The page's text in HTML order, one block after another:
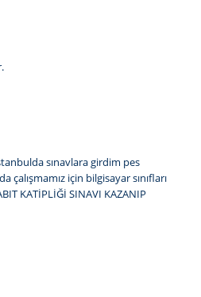
sınavlara girdim pes
için bilgisayar sınıfları
KATİPLİĞİ SINAVI KAZANIP